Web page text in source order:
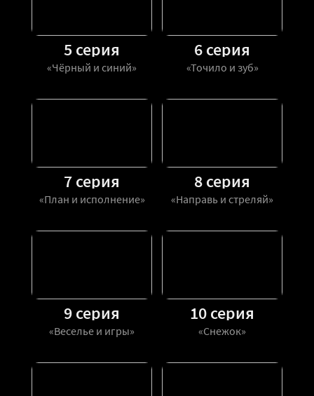
5 серия
«Чёрный и синий»
6 серия
«Точило и зуб»
7 серия
«План и исполнение»
8 серия
«Направь и стреляй»
9 серия
«Веселье и игры»
10 серия
«Снежок»